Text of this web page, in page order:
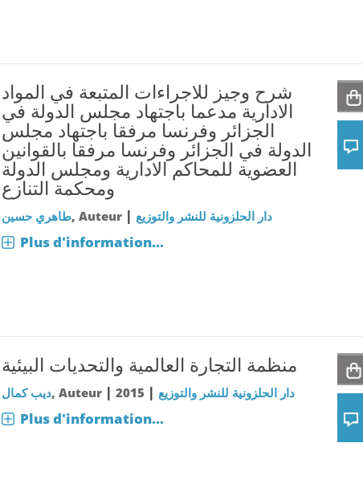
شرح وجيز للاجراءات المتبعة في المواد
الادارية مدعما باجتهاد مجلس الدولة في
الجزائر وفرنسا مرفقا باجتهاد مجلس
الدولة في الجزائر وفرنسا مرفقا بالقوانين
العضوية للمحاكم الادارية ومجلس الدولة
ومحكمة التنازع
طاهري حسين, Auteur | دار الحلزونية للنشر والتوزيع
Plus d'information...
منظمة التجارة العالمية والتحديات البيئية
ديب كمال, Auteur | دار الحلزونية للنشر والتوزيع |
2015
Plus d'information...